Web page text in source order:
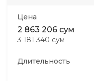
Цена
2 863 206 сум
3 181 340 сум
Длительность
ДПО
Детям